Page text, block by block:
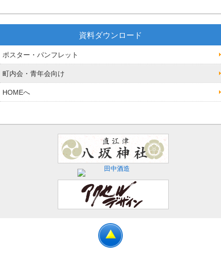
資料ダウンロード
ポスター・パンフレット
町内会・青年会向け
HOMEへ